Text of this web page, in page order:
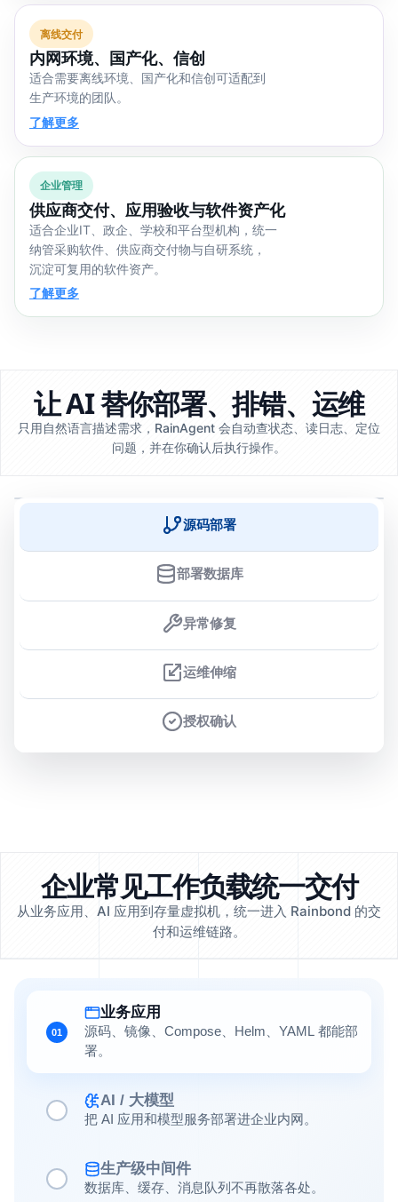
离线交付
内网环境、国产化、信创
适合需要离线环境、国产化和信创可适配到
生产环境的团队。
了解更多
企业管理
供应商交付、应用验收与软件资产化
适合企业IT、政企、学校和平台型机构，统一
纳管采购软件、供应商交付物与自研系统，
沉淀可复用的软件资产。
了解更多
让 AI 替你部署、排错、运维
只用自然语言描述需求，RainAgent 会自动查状态、读日志、定位
问题，并在你确认后执行操作。
源码部署
部署数据库
异常修复
运维伸缩
授权确认
企业常见工作负载统一交付
从业务应用、AI 应用到存量虚拟机，统一进入 Rainbond 的交
付和运维链路。
01
业务应用
源码、镜像、Compose、Helm、YAML 都能部
署。
AI / 大模型
把 AI 应用和模型服务部署进企业内网。
生产级中间件
数据库、缓存、消息队列不再散落各处。